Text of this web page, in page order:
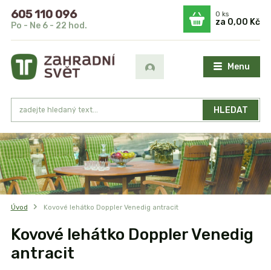
Menu
HLEDAT
605 110 096
Po - Ne 6 - 22 hod.
0ks
za 0,00 Kč
Úvod Kovové lehátko Doppler Venedig antracit
Kovové lehátko Doppler Venedig
antracit